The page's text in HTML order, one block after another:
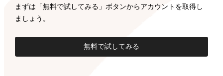
まずは「無料で試してみる」ボタンからアカウントを取得し
ましょう。
無料で試してみる